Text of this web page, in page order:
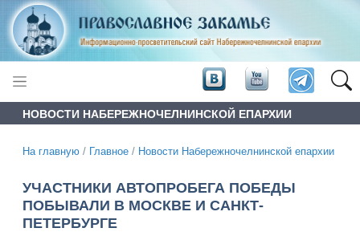
НОВОСТИ НАБЕРЕЖНОЧЕЛНИНСКОЙ ЕПАРХИИ
На главную / Главное / Новости Набережночелнинской епархии
УЧАСТНИКИ АВТОПРОБЕГА ПОБЕДЫ
ПОБЫВАЛИ В МОСКВЕ И САНКТ-
ПЕТЕРБУРГЕ